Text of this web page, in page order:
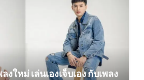
งใหม่ เล่นเองเจ็บเอง กับเพลง